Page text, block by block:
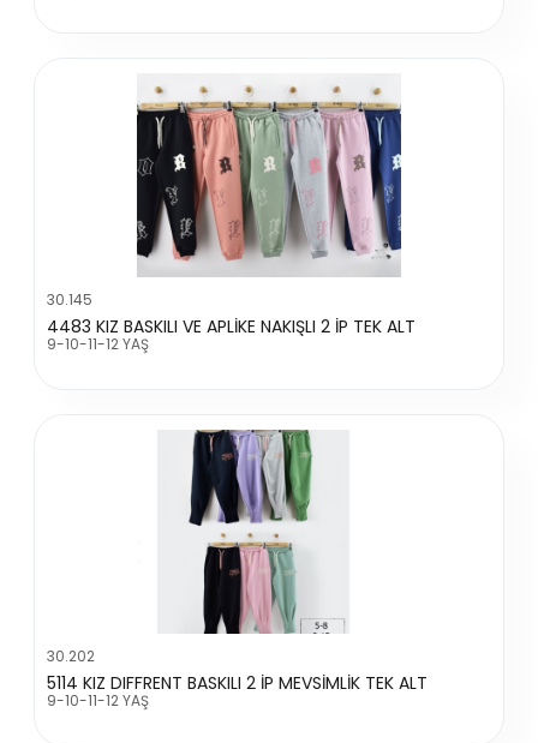
30.145
4483 KIZ BASKILI VE APLİKE NAKIŞLI 2 İP TEK ALT
9-10-11-12 YAŞ
30.202
5114 KIZ DIFFRENT BASKILI 2 İP MEVSİMLİK TEK ALT
9-10-11-12 YAŞ